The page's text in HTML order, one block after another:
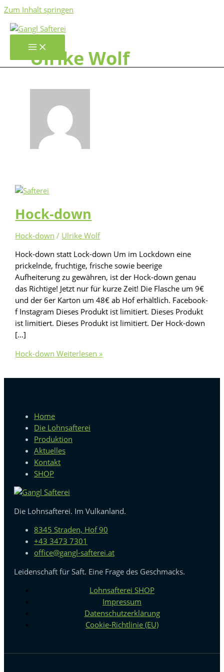
Zum Inhalt springen
Ulrike Wolf
Hock-down
Hock-down / Ulrike Wolf
Hock-down statt Lock-down Um im Lockdown eine
prickelnde, fruchtige, frische sowie beerige
Aufheiterung zu gewähren, ist der Hock-down genau
das Richtige! Jetzt nur für kurze Zeit! Die Flasche um 9€
und der 6er Karton um 48€ ab Hof erhältlich. Facebook-
f Instagram Dieses Produkt ist limitiert. Dieses Produkt
ist limitiert. Dieses Produkt ist limitiert. Der Hock-down
[…]
Hock-down Weiterlesen »
Home
Die Lohnsafterei
Produktion
Aktuelles
Kontakt
SHOP
Die Lohnsafterei. Im Vulkanland.
8345 Straden, Hof 90
+43 3473 7301
office@gangl-safterei.at
Leidenschaft für Saft. Eine Frage des Geschmacks.
Lohnsafterei SHOP
Impressum
Datenschutzerklärung
Cookie-Richtlinie (EU)